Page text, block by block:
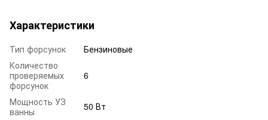
Характеристики
Тип форсунок
Бензиновые
Количество
проверяемых
форсунок
6
Мощность УЗ
ванны
50 Вт